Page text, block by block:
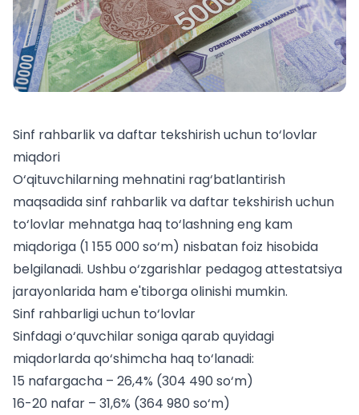
Sinf rahbarlik va daftar tekshirish uchun to‘lovlar
miqdori
O‘qituvchilarning mehnatini rag‘batlantirish
maqsadida sinf rahbarlik va daftar tekshirish uchun
to‘lovlar mehnatga haq to‘lashning eng kam
miqdoriga (1 155 000 so‘m) nisbatan foiz hisobida
belgilanadi. Ushbu o‘zgarishlar pedagog attestatsiya
jarayonlarida ham e'tiborga olinishi mumkin.
Sinf rahbarligi uchun to‘lovlar
Sinfdagi o‘quvchilar soniga qarab quyidagi
miqdorlarda qo‘shimcha haq to‘lanadi:
15 nafargacha – 26,4% (304 490 so‘m)
16-20 nafar – 31,6% (364 980 so‘m)